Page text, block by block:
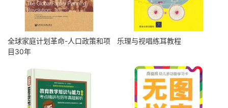
全球家庭计划革命-人口政策和项
目30年
乐理与视唱练耳教程